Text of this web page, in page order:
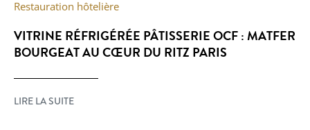
Restauration hôtelière
VITRINE RÉFRIGÉRÉE PÂTISSERIE OCF : MATFER
BOURGEAT AU CŒUR DU RITZ PARIS
LIRE LA SUITE